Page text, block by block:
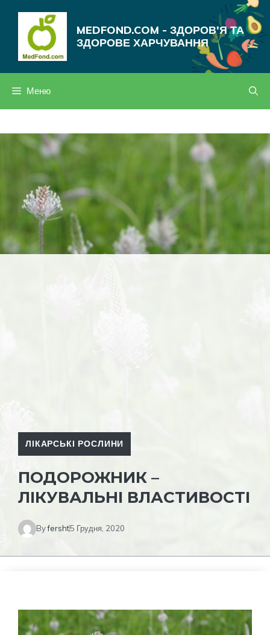
MEDFOND.COM - ЗДОРОВ'Я ТА
ЗДОРОВЕ ХАРЧУВАННЯ
Меню
ЛІКАРСЬКІ РОСЛИНИ
ПОДОРОЖНИК –
ЛІКУВАЛЬНІ ВЛАСТИВОСТІ
Byfersht5 Грудня, 2020